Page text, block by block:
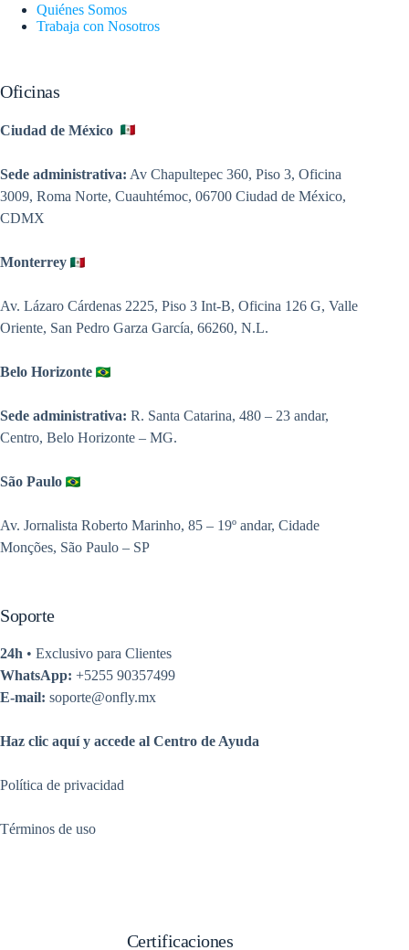
Quiénes Somos
Trabaja con Nosotros
Oficinas
Ciudad de México
Sede administrativa: Av Chapultepec 360, Piso 3, Oficina
3009, Roma Norte, Cuauhtémoc, 06700 Ciudad de México,
CDMX
Monterrey
Av. Lázaro Cárdenas 2225, Piso 3 Int-B, Oficina 126 G, Valle
Oriente, San Pedro Garza García, 66260, N.L.
Belo Horizonte
Sede administrativa: R. Santa Catarina, 480 – 23 andar,
Centro, Belo Horizonte – MG.
São Paulo
Av. Jornalista Roberto Marinho, 85 – 19º andar, Cidade
Monções, São Paulo – SP
Soporte
24h • Exclusivo para Clientes
WhatsApp: +5255 90357499
E-mail: soporte@onfly.mx
Haz clic aquí y accede al Centro de Ayuda
Política de privacidad
Términos de uso
Certificaciones